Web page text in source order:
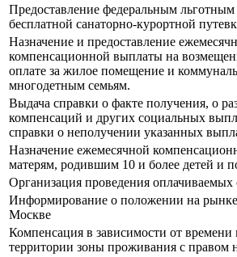
Предоставление федеральным льготным
бесплатной санаторно-курортной
Назначение и предоставление
компенсационной выплаты на
оплате за жилое помещение и
многодетным семьям.
Выдача справки о факте получения, о
компенсаций и других социальных
справки о неполучении указанных
Назначение ежемесячной
матерям, родившим 10 и более детей и
Организация проведения
Информирование о положении на рынке
Москве
Компенсация в зависимости от
территории зоны проживания с правом